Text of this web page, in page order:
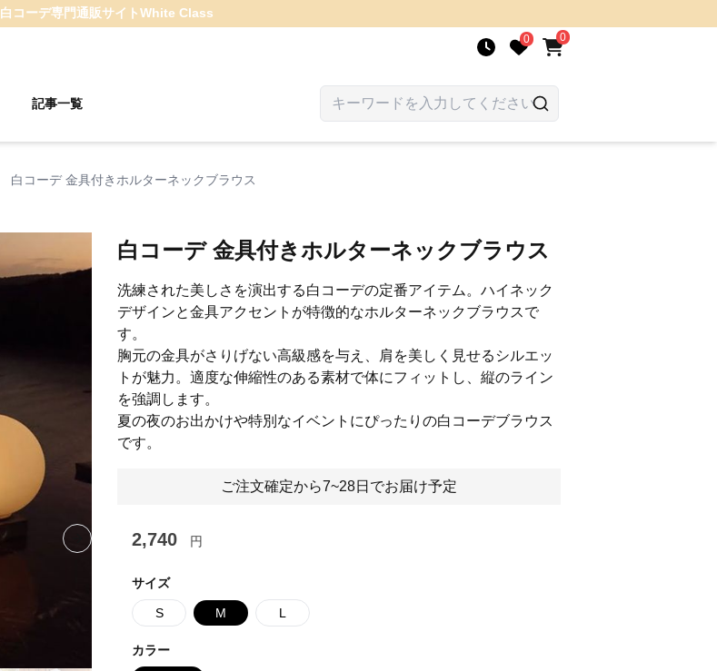
白コーデ専門通販サイトWhite Class
0 0
記事一覧
白コーデ 金具付きホルターネックブラウス
Next slide
白コーデ 金具付きホルターネックブラウス
洗練された美しさを演出する白コーデの定番アイテム。ハイネック
デザインと金具アクセントが特徴的なホルターネックブラウスで
す。
胸元の金具がさりげない高級感を与え、肩を美しく見せるシルエッ
トが魅力。適度な伸縮性のある素材で体にフィットし、縦のライン
を強調します。
夏の夜のお出かけや特別なイベントにぴったりの白コーデブラウス
です。
ご注文確定から7~28日でお届け予定
2,740 円
サイズ
S M L
カラー